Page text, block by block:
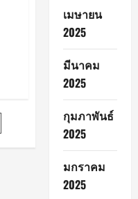
เมษายน
2025
มีนาคม
2025
กุมภาพันธ์
2025
มกราคม
2025